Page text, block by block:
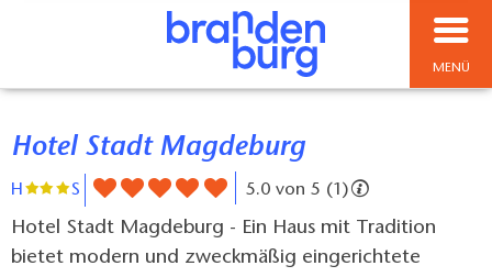
MENÜ
Hotel Stadt Magdeburg
H S 5.0 von 5 (1)
Hotel Stadt Magdeburg - Ein Haus mit Tradition
bietet modern und zweckmäßig eingerichtete